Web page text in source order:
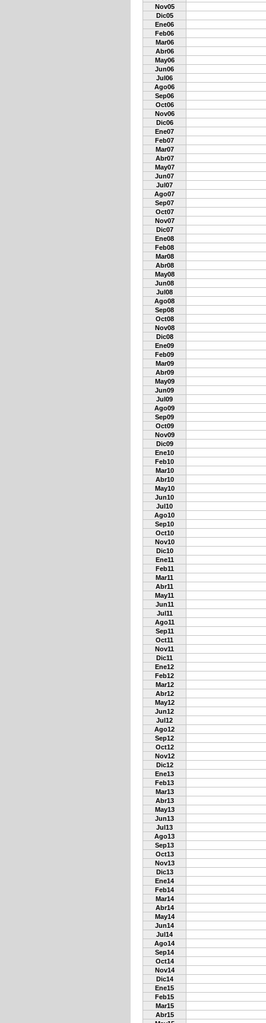
Nov05
Dic05
Ene06
Feb06
Mar06
Abr06
May06
Jun06
Jul06
Ago06
Sep06
Oct06
Nov06
Dic06
Ene07
Feb07
Mar07
Abr07
May07
Jun07
Jul07
Ago07
Sep07
Oct07
Nov07
Dic07
Ene08
Feb08
Mar08
Abr08
May08
Jun08
Jul08
Ago08
Sep08
Oct08
Nov08
Dic08
Ene09
Feb09
Mar09
Abr09
May09
Jun09
Jul09
Ago09
Sep09
Oct09
Nov09
Dic09
Ene10
Feb10
Mar10
Abr10
May10
Jun10
Jul10
Ago10
Sep10
Oct10
Nov10
Dic10
Ene11
Feb11
Mar11
Abr11
May11
Jun11
Jul11
Ago11
Sep11
Oct11
Nov11
Dic11
Ene12
Feb12
Mar12
Abr12
May12
Jun12
Jul12
Ago12
Sep12
Oct12
Nov12
Dic12
Ene13
Feb13
Mar13
Abr13
May13
Jun13
Jul13
Ago13
Sep13
Oct13
Nov13
Dic13
Ene14
Feb14
Mar14
Abr14
May14
Jun14
Jul14
Ago14
Sep14
Oct14
Nov14
Dic14
Ene15
Feb15
Mar15
Abr15